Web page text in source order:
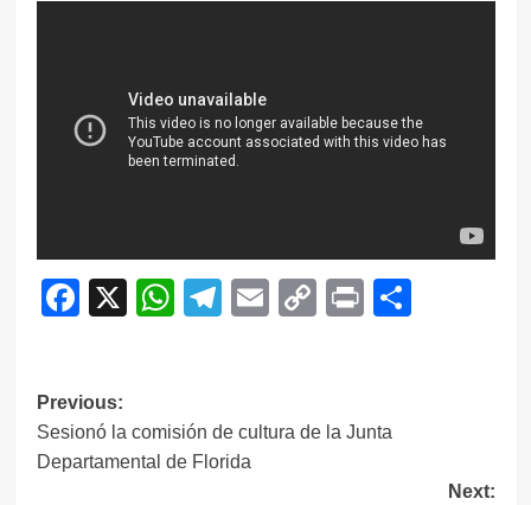
Facebook
X WhatsApp
Telegram
EmailCopy
Print
Navegación
de
entradas
Previous:
Sesionó la comisión de cultura de la Junta
Departamental de Florida
Next: